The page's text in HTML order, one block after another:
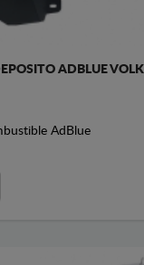
ADBLUE
AdBlue